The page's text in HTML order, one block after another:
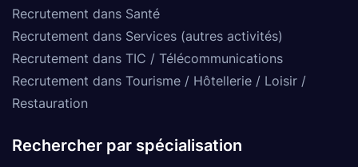
Recrutement dans Santé
Recrutement dans Services (autres activités)
Recrutement dans TIC / Télécommunications
Recrutement dans Tourisme / Hôtellerie / Loisir /
Restauration
Rechercher par spécialisation